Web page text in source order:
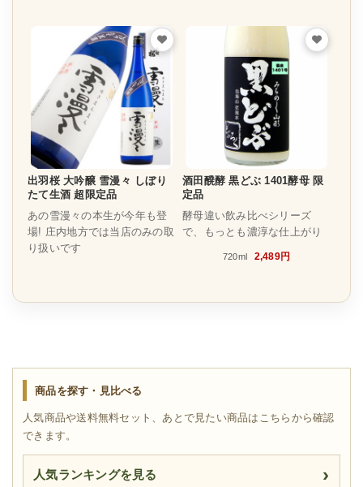
出羽桜 大吟醸 雪漫々 しぼり
たて生酒 超限定品
あの雪漫々の本生が今年も登
場! 庄内地方では当店のみの取
り扱いです
酒田醗酵 黒どぶ 1401酵母 限
定品
酵母違い飲み比べシリーズ
で、もっとも濃淳な仕上がり
720ml 2,489円
商品を探す・見比べる
人気商品や送料無料セット、あとで見たい商品はこちらから確認
できます。
人気ランキングを見る